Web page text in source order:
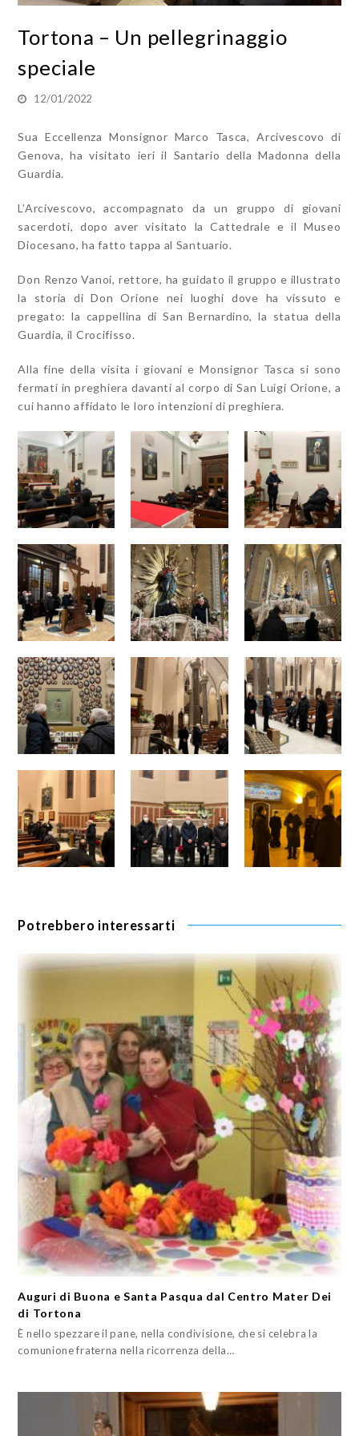
Tortona – Un pellegrinaggio
speciale
12/01/2022
Sua Eccellenza Monsignor Marco Tasca, Arcivescovo di
Genova, ha visitato ieri il Santario della Madonna della
Guardia.
L’Arcivescovo, accompagnato da un gruppo di giovani
sacerdoti, dopo aver visitato la Cattedrale e il Museo
Diocesano, ha fatto tappa al Santuario.
Don Renzo Vanoi, rettore, ha guidato il gruppo e illustrato
la storia di Don Orione nei luoghi dove ha vissuto e
pregato: la cappellina di San Bernardino, la statua della
Guardia, il Crocifisso.
Alla fine della visita i giovani e Monsignor Tasca si sono
fermati in preghiera davanti al corpo di San Luigi Orione, a
cui hanno affidato le loro intenzioni di preghiera.
Potrebbero interessarti
Auguri di Buona e Santa Pasqua dal Centro Mater Dei
di Tortona
È nello spezzare il pane, nella condivisione, che si celebra la
comunione fraterna nella ricorrenza della…